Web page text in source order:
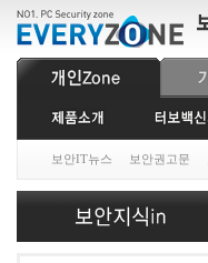
보안IT뉴스 보안권고문